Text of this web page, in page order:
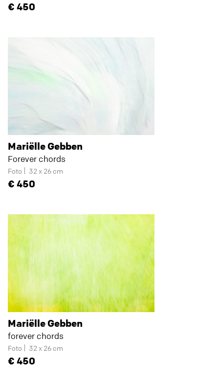
450
Mariëlle Gebben
Forever chords
Foto 32 x 26 cm
450
Mariëlle Gebben
forever chords
Foto 32 x 26 cm
450